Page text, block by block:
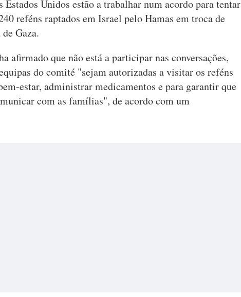
Estados Unidos estão a trabalhar num acordo para tentar
reféns raptados em Israel pelo Hamas em troca de
Gaza.
afirmado que não está a participar nas conversações,
do comité "sejam autorizadas a visitar os reféns
estar, administrar medicamentos e para garantir que
com as famílias", de acordo com um